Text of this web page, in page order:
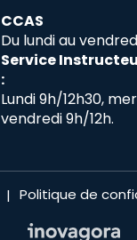
CCAS
Du lundi au
Service
:
Lundi 9h/12h30,
vendredi 9h/12h.
Politique de